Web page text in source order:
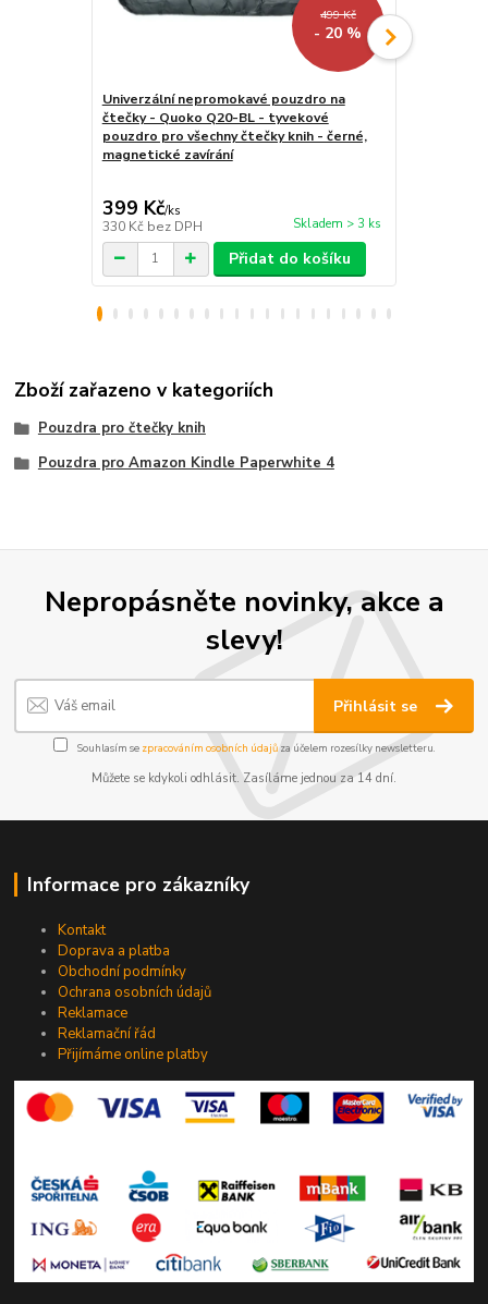
499 Kč
- 20 %
Univerzální nepromokavé pouzdro na
čtečky - Quoko Q20-BL - tyvekové
pouzdro pro všechny čtečky knih - černé,
magnetické zavírání
399 Kč/ks
330 Kč bez DPH Skladem > 3 ks
Přidat do košíku
Zboží zařazeno v kategoriích
Pouzdra pro čtečky knih
Pouzdra pro Amazon Kindle Paperwhite 4
Nepropásněte novinky, akce a
slevy!
Přihlásit se
Souhlasím se zpracováním osobních údajůza účelem rozesílky newsletteru.
Můžete se kdykoli odhlásit. Zasíláme jednou za 14 dní.
Informace pro zákazníky
Kontakt
Doprava a platba
Obchodní podmínky
Ochrana osobních údajů
Reklamace
Reklamační řád
Přijímáme online platby